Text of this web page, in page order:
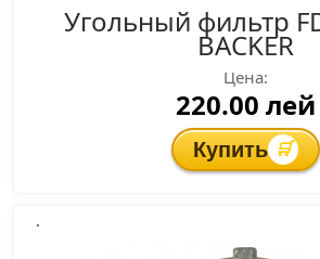
Угольный фильтр
BACKER
Цена:
220.00 лей
Купить 🛒